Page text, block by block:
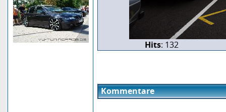
Hits: 132
Kommentare